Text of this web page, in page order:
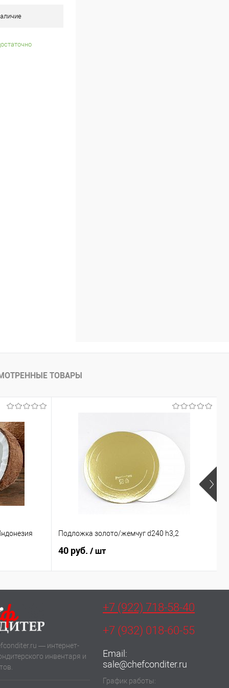
ТОВАРЫ
Подложка золото/жемчуг d240 h3,2
40 руб. / шт
— интернет-
инвентаря и
+7 (922) 718-58-40
+7 (932) 018-60-55
Email:
sale@chefconditer.ru
График работы: